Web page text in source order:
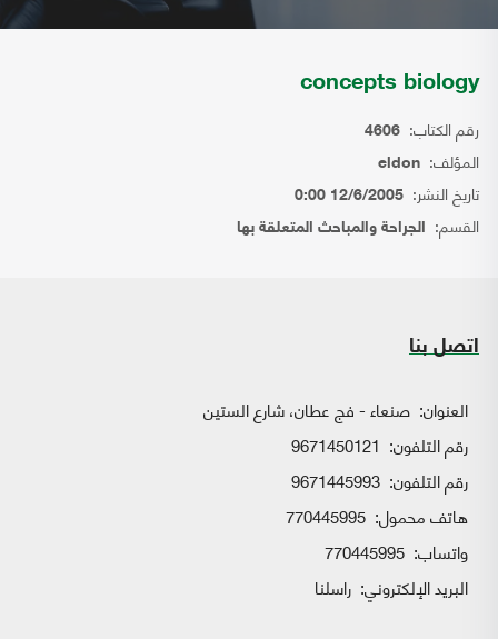
concepts biology
رقم الكتاب: 4606
المؤلف: eldon
تاريخ النشر: 12/6/2005 0:00
القسم: الجراحة والمباحث المتعلقة بها
اتصل بنا
العنوان: صنعاء - فج عطان، شارع الستين
رقم التلفون: 9671450121
رقم التلفون: 9671445993
هاتف محمول: 770445995
واتساب:
البريد الإلكتروني: راسلنا